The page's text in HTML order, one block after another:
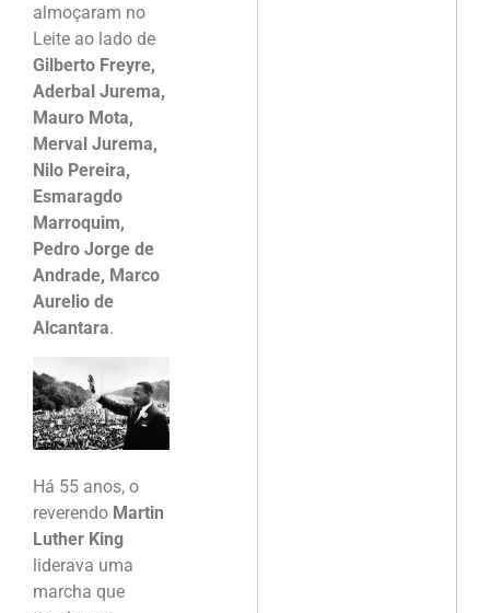
almoçaram no
Leite ao lado de
Gilberto Freyre,
Aderbal Jurema,
Mauro Mota,
Merval Jurema,
Nilo Pereira,
Esmaragdo
Marroquim,
Pedro Jorge de
Andrade, Marco
Aurelio de
Alcantara.
Há 55 anos, o
reverendo Martin
Luther King
liderava uma
marcha que